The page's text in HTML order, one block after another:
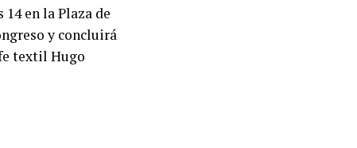
en la Plaza de
y concluirá
textil Hugo